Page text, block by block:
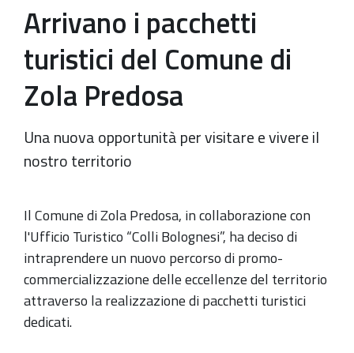
Arrivano i pacchetti
turistici del Comune di
Zola Predosa
Una nuova opportunità per visitare e vivere il
nostro territorio
Il Comune di Zola Predosa, in collaborazione con
l'Ufficio Turistico “Colli Bolognesi”, ha deciso di
intraprendere un nuovo percorso di promo-
commercializzazione delle eccellenze del territorio
attraverso la realizzazione di pacchetti turistici
dedicati.